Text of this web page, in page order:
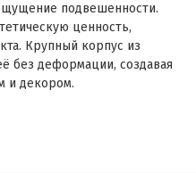
подвешенности.
ценность,
Крупный корпус из
без деформации, создавая
и декором.